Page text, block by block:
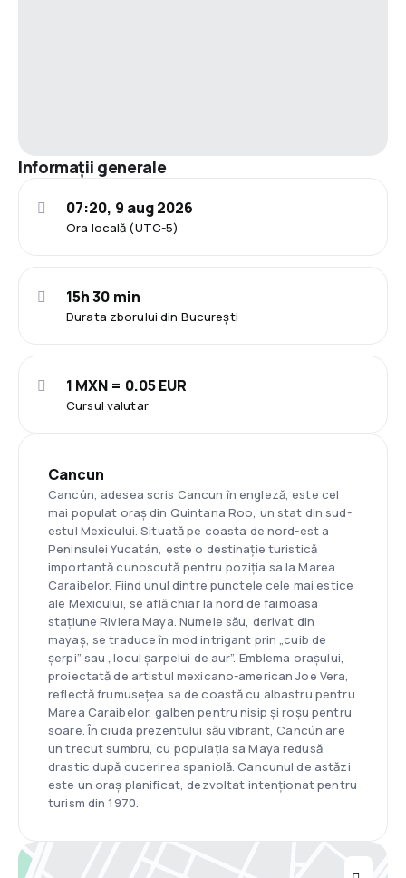
Informații generale
Ora locală (UTC-5)
07:20, 9 aug 2026
Durata zborului din București
15h 30 min
Cursul valutar
1 MXN = 0.05 EUR
Cancun
Cancún, adesea scris Cancun în engleză, este cel
mai populat oraș din Quintana Roo, un stat din sud-
estul Mexicului. Situată pe coasta de nord-est a
Peninsulei Yucatán, este o destinație turistică
importantă cunoscută pentru poziția sa la Marea
Caraibelor. Fiind unul dintre punctele cele mai estice
ale Mexicului, se află chiar la nord de faimoasa
stațiune Riviera Maya. Numele său, derivat din
mayaș, se traduce în mod intrigant prin „cuib de
șerpi” sau „locul șarpelui de aur”. Emblema orașului,
proiectată de artistul mexicano-american Joe Vera,
reflectă frumusețea sa de coastă cu albastru pentru
Marea Caraibelor, galben pentru nisip și roșu pentru
soare. În ciuda prezentului său vibrant, Cancún are
un trecut sumbru, cu populația sa Maya redusă
drastic după cucerirea spaniolă. Cancunul de astăzi
este un oraș planificat, dezvoltat intenționat pentru
turism din 1970.